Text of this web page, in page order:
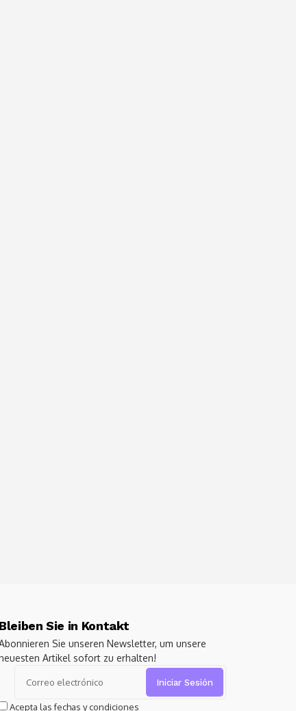
Bleiben Sie in Kontakt
Sie unseren Newsletter, um unsere
Artikel sofort zu erhalten!
Acepta las fechas y condiciones